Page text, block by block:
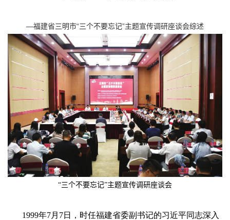
—福建省三明市“三个不要忘记”主题宣传调研座谈会综述
“三个不要忘记”主题宣传调研座谈会
1999年7月7日，时任福建省委副书记的习近平同志深入